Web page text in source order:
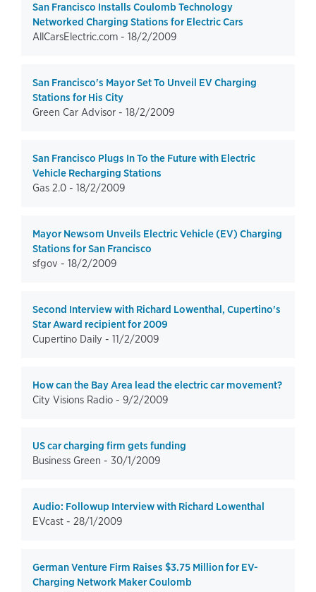
San Francisco Installs Coulomb Technology
Networked Charging Stations for Electric Cars
AllCarsElectric.com - 18/2/2009
San Francisco's Mayor Set To Unveil EV Charging
Stations for His City
Green Car Advisor - 18/2/2009
San Francisco Plugs In To the Future with Electric
Vehicle Recharging Stations
Gas 2.0 - 18/2/2009
Mayor Newsom Unveils Electric Vehicle (EV) Charging
Stations for San Francisco
sfgov - 18/2/2009
Second Interview with Richard Lowenthal, Cupertino's
Star Award recipient for 2009
Cupertino Daily - 11/2/2009
How can the Bay Area lead the electric car movement?
City Visions Radio - 9/2/2009
US car charging firm gets funding
Business Green - 30/1/2009
Audio: Followup Interview with Richard Lowenthal
EVcast - 28/1/2009
German Venture Firm Raises $3.75 Million for EV-
Charging Network Maker Coulomb